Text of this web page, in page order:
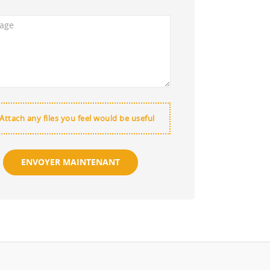
Attach any files you feel would be useful